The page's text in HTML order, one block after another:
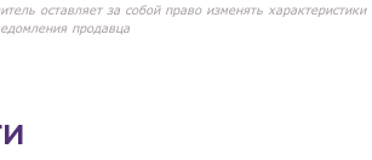
оставляет за собой право изменять
продавца